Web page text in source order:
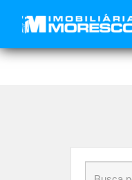
Início»Blog